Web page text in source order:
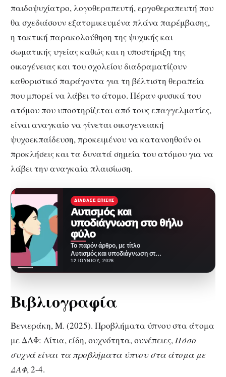
παιδοψυχίατρο, λογοθεραπευτή, εργοθεραπευτή που
θα σχεδιάσουν εξατομικευμένα πλάνα παρέμβασης,
η τακτική παρακολούθηση της ψυχικής και
σωματικής υγείας καθώς και η υποστήριξη της
οικογένειας και του σχολείου διαδραματίζουν
καθοριστικό παράγοντα για τη βέλτιστη θεραπεία
που μπορεί να λάβει το άτομο. Πέραν φυσικά του
ατόμου που υποστηρίζεται από τους επαγγελματίες,
είναι αναγκαίο να γίνεται οικογενειακή
ψυχοεκπαίδευση, προκειμένου να κατανοηθούν οι
προκλήσεις και τα δυνατά σημεία του ατόμου για να
λάβει την αναγκαία πλαισίωση.
ΔΙΆΒΑΣΕ ΕΠΊΣΗΣ
Αυτισμός και
υποδιάγνωση στο θήλυ
φύλο
Το παρόν άρθρο, με τίτλο
Αυτισμός και υποδιάγνωση στο
θήλυ φύλο, θα παρουσιάσει τους
12 ΙΟΥΝΊΟΥ, 2026
Βιβλιογραφία
Βενιεράκη, Μ. (2025). Προβλήματα ύπνου στα άτομα
με ΔΑΦ: Αίτια, είδη, συχνότητα, συνέπειες,Πόσο
συχνά είναι τα προβλήματα ύπνου στα άτομα με
ΔΑΦ, 2-4.